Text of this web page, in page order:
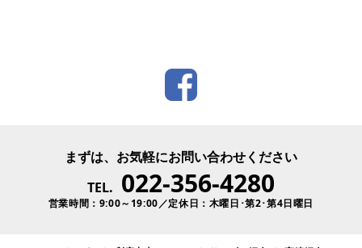
まずは、お気軽にお問い合わせください
TEL. 022-356-4280
営業時間：9:00～19:00／定休日：木曜日･第2･第4日曜日